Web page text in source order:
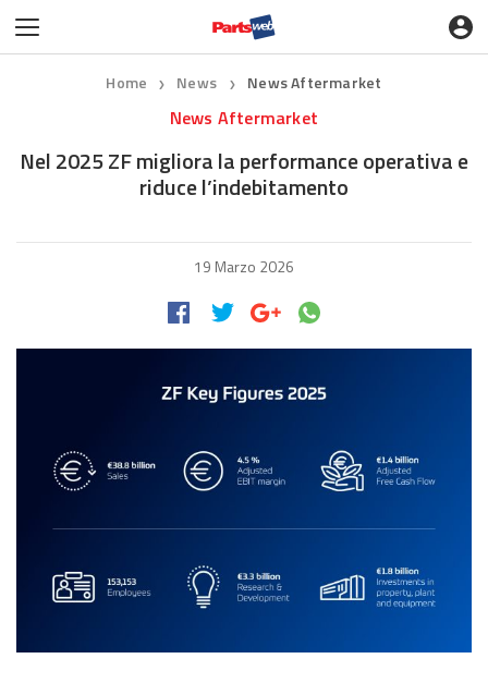
Home ❯ News ❯ News Aftermarket
News Aftermarket
Nel 2025 ZF migliora la performance operativa e
riduce l’indebitamento
19 Marzo 2026